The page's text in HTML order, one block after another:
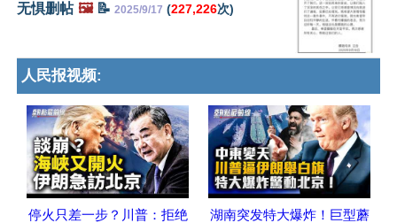
无惧删帖 🖼️📝 2025/9/17 (227,226次)
人民报视频:
停火只差一步？川普：拒绝
湖南突发特大爆炸！巨型蘑